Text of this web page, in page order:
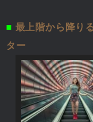
■ 最上階から降り
ター